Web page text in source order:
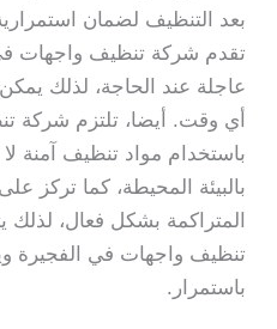
بعد التنظيف لضمان
تقدم شركة تنظيف واجهات
عاجلة عند الحاجة، لذلك
أي وقت. أيضا، تلتزم شركة
باستخدام مواد تنظيف آمنة
بالبيئة المحيطة، كما تركز
المتراكمة بشكل فعال، لذلك
تنظيف واجهات في الفجيرة
باستمرار.